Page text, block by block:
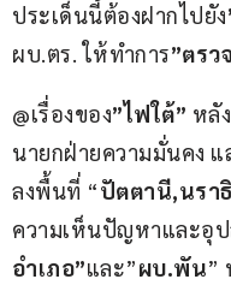
ประเด็นนี้ต้องฝากไปยัง
ผบ.ตร. ให้ทำการ”ตรว
@เรื่องของ”ไฟใต้” หลั
นายกฝ่ายความมั่นคง แ
ลงพื้นที่ “ปัตตานี,นรา
ความเห็นปัญหาและอุป
อำเภอ”และ”ผบ.พัน”